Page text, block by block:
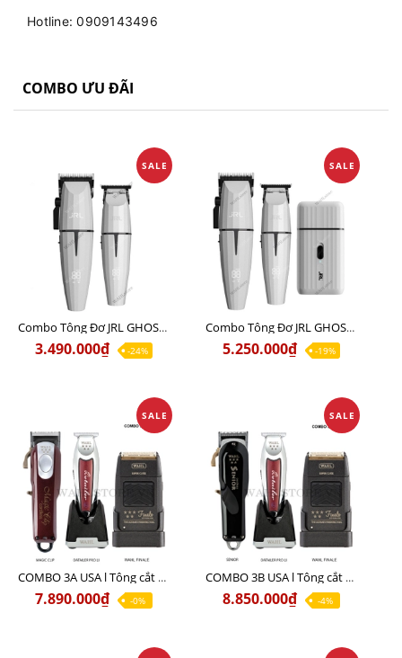
Hotline: 0909143496
COMBO ƯU ĐÃI
SALE
Combo Tông Đơ JRL GHOST 1 Limited Edition Chính Hãng USA
3.490.000₫ -24%
SALE
Combo Tông Đơ JRL GHOST 2 Limited Edition Chính Hãng USA
5.250.000₫ -19%
SALE
COMBO 3A USA l Tông cắt MAGIC + Tông viền DETAILER PRO LI + Cạo khô FINALE
7.890.000₫ -0%
SALE
COMBO 3B USA l Tông cắt SENIOR + Tông viền DETAILER PRO LI + Cạo khô FINALE
8.850.000₫ -4%